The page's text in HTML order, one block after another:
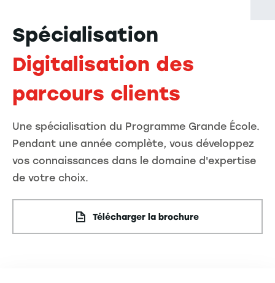
Spécialisation
Digitalisation des
parcours clients
Une spécialisation du Programme Grande École.
Pendant une année complète, vous développez
vos connaissances dans le domaine d'expertise
de votre choix.
Télécharger la brochure